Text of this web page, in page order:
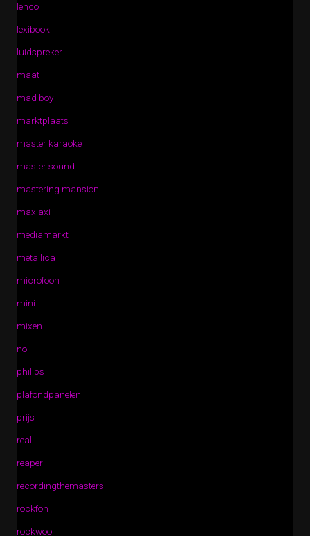
lenco
lexibook
luidspreker
maat
mad boy
marktplaats
master karaoke
master sound
mastering mansion
maxiaxi
mediamarkt
metallica
microfoon
mini
mixen
no
philips
plafondpanelen
prijs
real
reaper
recordingthemasters
rockfon
rockwool